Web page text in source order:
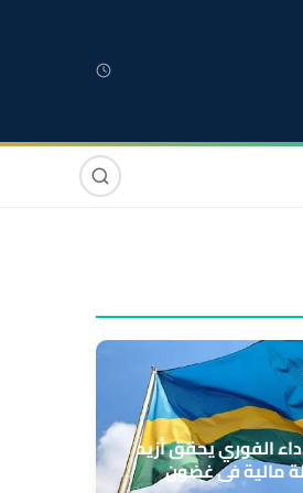
صوت وصورة
الفوري يحقق أزيد
مالية في غضون